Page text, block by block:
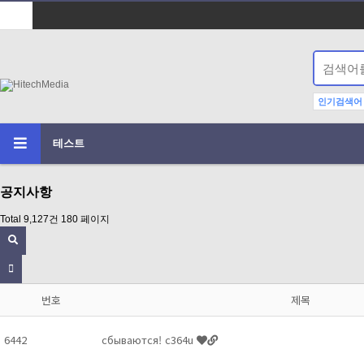
인기검색어
테스트
공지사항
Total 9,127건 180 페이지
번호 제목
6442 сбываются! c364u